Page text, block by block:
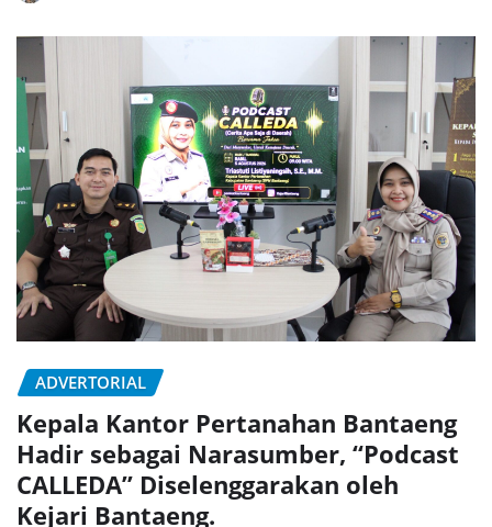
ADVERTORIAL
Kepala Kantor Pertanahan Bantaeng
Hadir sebagai Narasumber, “Podcast
CALLEDA” Diselenggarakan oleh
Kejari Bantaeng.